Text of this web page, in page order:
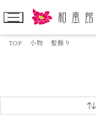
TOP 小物 髪飾り